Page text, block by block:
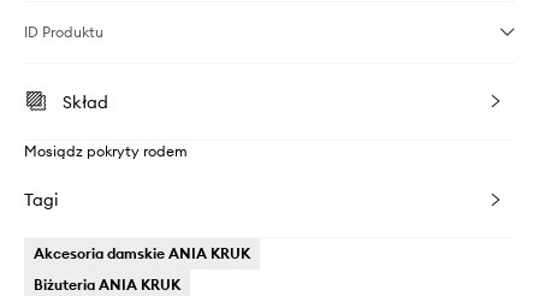
ID Produktu
Skład
Mosiądz pokryty rodem
Tagi
Akcesoria damskie ANIA KRUK
Biżuteria ANIA KRUK